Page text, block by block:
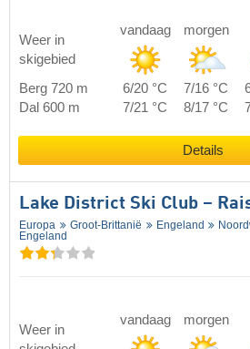
Weer in
skigebied
vandaag morgen
Berg 720 m 6/20 °C 7/16 °C
Dal 600 m
7/21 °C 8/17 °C
Details
Lake District Ski Club –
Europa Groot-Brittanië Engeland
Engeland
Weer in
vandaag morgen